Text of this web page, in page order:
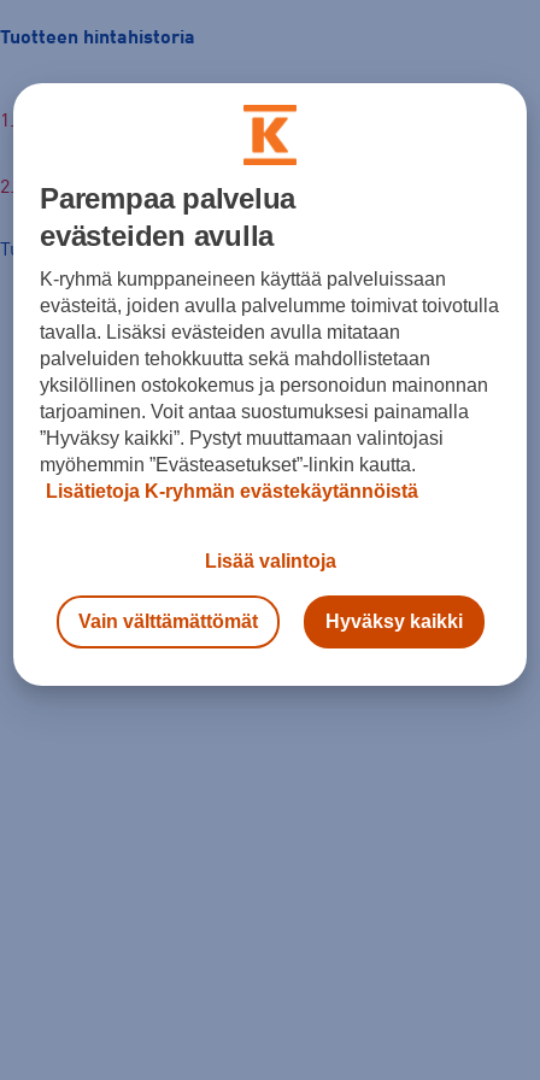
Tuotteen hintahistoria
Tuotteen hinta nyt
Parempaa palvelua
evästeiden avulla
K-ryhmä kumppaneineen käyttää palveluissaan
evästeitä, joiden avulla palvelumme toimivat toivotulla
tavalla. Lisäksi evästeiden avulla mitataan
palveluiden tehokkuutta sekä mahdollistetaan
yksilöllinen ostokokemus ja personoidun mainonnan
tarjoaminen. Voit antaa suostumuksesi painamalla
”Hyväksy kaikki”. Pystyt muuttamaan valintojasi
myöhemmin ”Evästeasetukset”-linkin kautta.
Lisätietoja K-ryhmän evästekäytännöistä
Lisää valintoja
Vain välttämättömät Hyväksy kaikki